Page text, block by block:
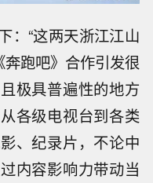
：“这两天浙江江山
跑吧》合作引发很
极具普遍性的地方
各级电视台到各类
、纪录片，不论中
内容影响力带动当